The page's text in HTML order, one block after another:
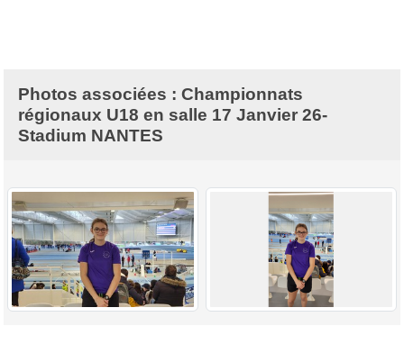
Photos associées : Championnats
régionaux U18 en salle 17 Janvier 26-
Stadium NANTES